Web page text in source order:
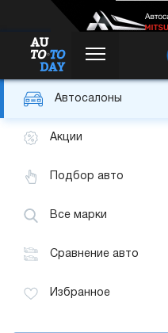
Автосалоны
Акции
Подбор авто
Все марки
Сравнение авто
Избранное